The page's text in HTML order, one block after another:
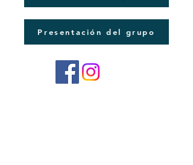
Presentación del grupo